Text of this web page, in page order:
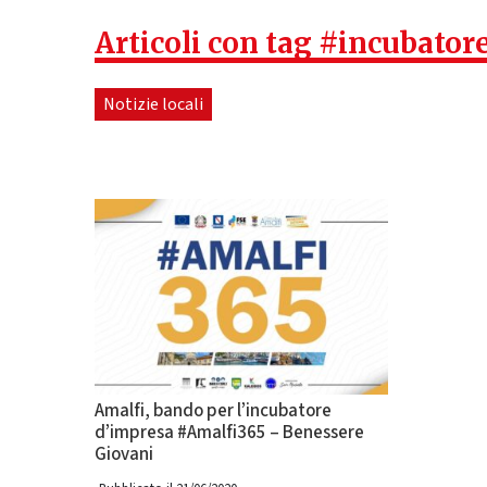
Articoli con tag
Notizie locali
Amalfi, bando per l’incubatore
d’impresa #Amalfi365 – Benessere
Giovani